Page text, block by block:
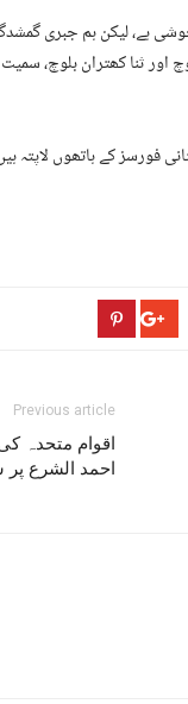
خوشی ہے، لیکن ہم جبری
اور ثنا کھتران بلوچ،
فورسز کے ہاتھوں لاپتہ
Previous article
اقوام متحدہ
احمد الشرع پر